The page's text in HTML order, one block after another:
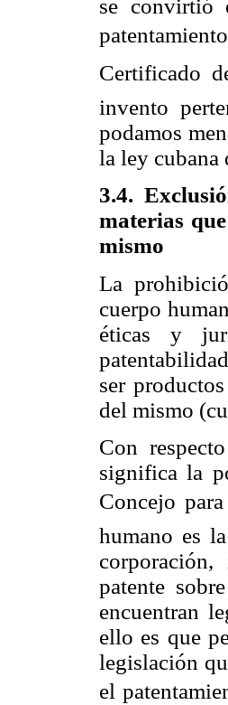
se convirtió
Certificado
invento
podamos
la ley cubana
3.4.
materias
mismo
La
cuerpo
éticas y
ser
del mismo
Con
significa la
Concejo
humano es
patente
encuentran
ello es que
legislación
el